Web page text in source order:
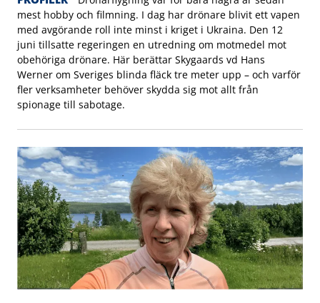
mest hobby och filmning. I dag har drönare blivit ett vapen
med avgörande roll inte minst i kriget i Ukraina. Den 12
juni tillsatte regeringen en utredning om motmedel mot
obehöriga drönare. Här berättar Skygaards vd Hans
Werner om Sveriges blinda fläck tre meter upp – och varför
fler verksamheter behöver skydda sig mot allt från
spionage till sabotage.